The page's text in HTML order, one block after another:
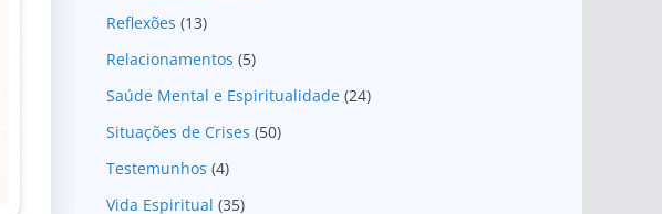
Reflexões (13)
Relacionamentos (5)
Saúde Mental e Espiritualidade (24)
Situações de Crises (50)
Testemunhos (4)
Vida Espiritual (35)